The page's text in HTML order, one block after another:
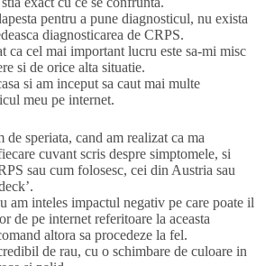
pentru a pune diagnosticul, nu exista
diagnosticarea de CRPS.
ca cel mai important lucru este sa-mi misc
si de orice alta situatie.
si am inceput sa caut mai multe
meu pe internet.
de speriata, cand am realizat ca ma
cuvant scris despre simptomele, si
sau cum folosesc, cei din Austria sau
am inteles impactul negativ pe care poate il
de pe internet referitoare la aceasta
altora sa procedeze la fel.
de rau, cu o schimbare de culoare in